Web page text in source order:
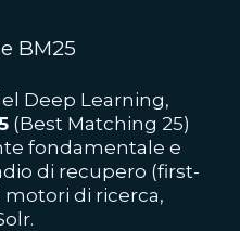
BM25
Deep Learning,
(Best Matching 25)
fondamentale e
di recupero (first-
di ricerca,